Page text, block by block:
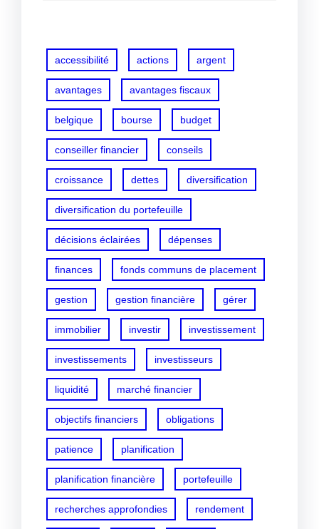
accessibilité actions argent
avantages avantages fiscaux
belgique bourse budget
conseiller financier conseils
croissance dettes diversification
diversification du portefeuille
décisions éclairées dépenses
finances fonds communs de placement
gestion gestion financière gérer
immobilier investir investissement
investissements investisseurs
liquidité marché financier
objectifs financiers obligations
patience planification
planification financière portefeuille
recherches approfondies rendement